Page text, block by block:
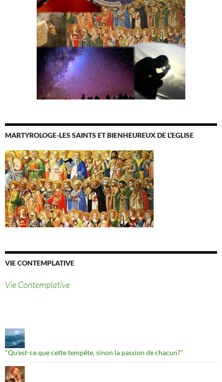
MARTYROLOGE-LES SAINTS ET BIENHEUREUX DE L’EGLISE
VIE CONTEMPLATIVE
Vie Contemplative
"Qu'est-ce que cette tempête, sinon la passion de chacun?"